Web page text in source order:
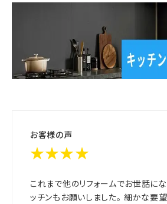
お客様の声
★★★★
これまで他のリフォームでお世話にな
ッチンもお願いしました。 細かな要